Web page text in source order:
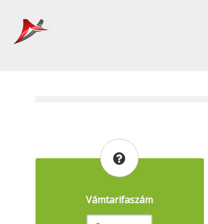
Vámtarifaszám